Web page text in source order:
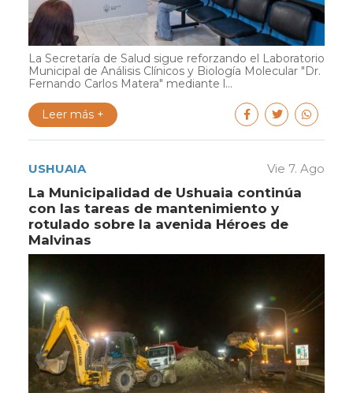
La Secretaría de Salud sigue reforzando el Laboratorio
Municipal de Análisis Clínicos y Biología Molecular "Dr.
Fernando Carlos Matera" mediante l...
Leer más +
USHUAIA Vie 7. Ago
La Municipalidad de Ushuaia continúa
con las tareas de mantenimiento y
rotulado sobre la avenida Héroes de
Malvinas